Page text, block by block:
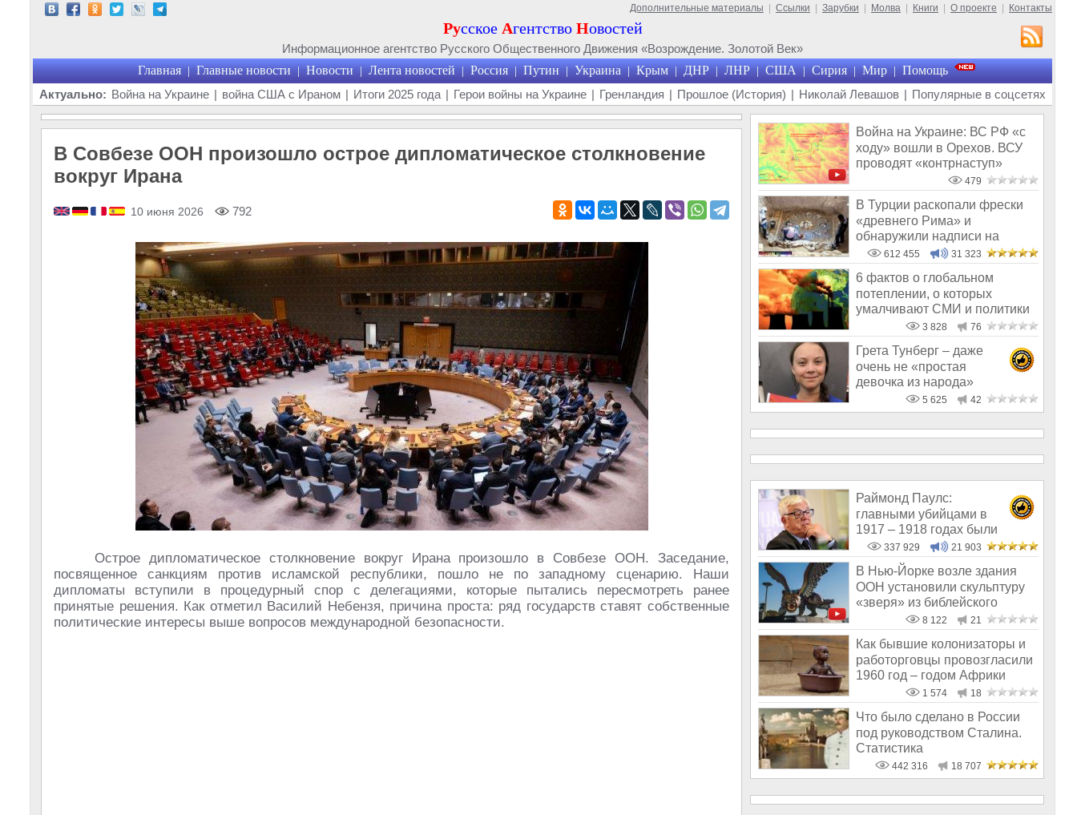
Дополнительные материалы Ссылки Зарубки Молва Книги О проекте Контакты
Русское Агентство Новостей
Информационное агентство Русского Общественного Движения «Возрождение. Золотой Век»
Главная | Главные новости | Новости | Лента новостей | Россия | Путин | Украина | Крым | ДНР | ЛНР | США | Сирия | Мир | Помощь
Актуально: Война на Украине | война США с Ираном | Итоги 2025 года | Герои войны на Украине | Гренландия | Прошлое (История) | Николай Левашов | Популярные в соцсетях
В Совбезе ООН произошло острое дипломатическое столкновение
вокруг Ирана
10 июня 2026 792
Острое дипломатическое столкновение вокруг Ирана произошло в Совбезе ООН. Заседание,
посвященное санкциям против исламской республики, пошло не по западному сценарию. Наши
дипломаты вступили в процедурный спор с делегациями, которые пытались пересмотреть ранее
принятые решения. Как отметил Василий Небензя, причина проста: ряд государств ставят собственные
политические интересы выше вопросов международной безопасности.
Война на Украине: ВС РФ «с
ходу» вошли в Орехов. ВСУ
проводят «контрнаступ»
479
В Турции раскопали фрески
«древнего Рима» и
обнаружили надписи на
Русском!
612 455 31 323
6 фактов о глобальном
потеплении, о которых
умалчивают СМИ и политики
3 828 76
Грета Тунберг – даже
очень не «простая
девочка из народа»
5 625 42
Раймонд Паулс:
главными убийцами в
1917 – 1918 годах были
латыши и евреи, а не русс
337 929 21 903
В Нью-Йорке возле здания
ООН установили скульптуру
«зверя» из библейского
Апокалипс 8 122 21
Как бывшие колонизаторы и
работорговцы провозгласили
1960 год – годом Африки
1 574 18
Что было сделано в России
под руководством Сталина.
Статистика
442 316 18 707